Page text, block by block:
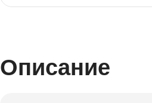
Описание